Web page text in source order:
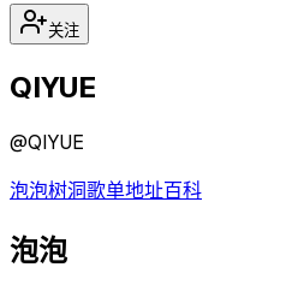
关注
QIYUE
@QIYUE
泡泡树洞歌单地址百科
泡泡